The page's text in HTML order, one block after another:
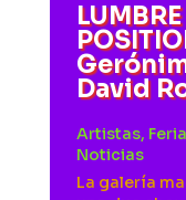
David
Artistas,
Noticias
La galería